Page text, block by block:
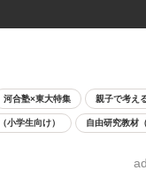
河合塾×東大特集 親子で考え
小学生向け） 自由研究教材